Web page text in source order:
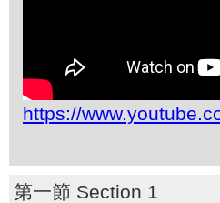
https://
第一節 Section 1